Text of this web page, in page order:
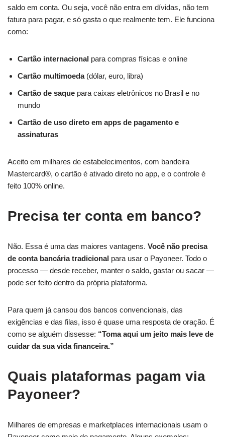
saldo em conta. Ou seja, você não entra em dívidas, não tem
fatura para pagar, e só gasta o que realmente tem. Ele funciona
como:
Cartão internacional para compras físicas e online
Cartão multimoeda(dólar, euro, libra)
Cartão de saque para caixas eletrônicos no Brasil e no
mundo
Cartão de uso direto em apps de pagamento e
assinaturas
Aceito em milhares de estabelecimentos, com bandeira
Mastercard®, o cartão é ativado direto no app, e o controle é
feito 100% online.
Precisa ter conta em banco?
Não. Essa é uma das maiores vantagens. Você não precisa
de conta bancária tradicional para usar o Payoneer. Todo o
processo — desde receber, manter o saldo, gastar ou sacar —
pode ser feito dentro da própria plataforma.
Para quem já cansou dos bancos convencionais, das
exigências e das filas, isso é quase uma resposta de oração. É
como se alguém dissesse: “Toma aqui um jeito mais leve de
cuidar da sua vida financeira.”
Quais plataformas pagam via
Payoneer?
Milhares de empresas e marketplaces internacionais usam o